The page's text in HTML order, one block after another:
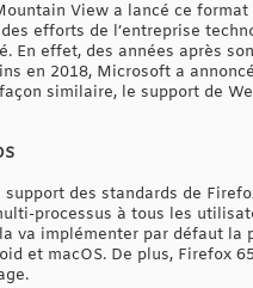
View a lancé ce
efforts de l’entreprise
En effet, des années après
en 2018, Microsoft a
similaire, le support de
des standards de
processus à tous les
va implémenter par défaut la
et macOS. De plus, Firefox